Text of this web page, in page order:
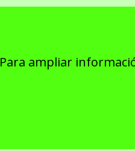
Para ampliar